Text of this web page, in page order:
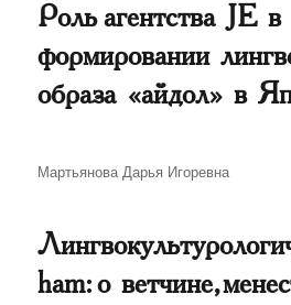
Роль агентства JE в
формировании
образа «айдол» в
Автор
Мартьянова Дарья Игоревна
ham: о ветчине,